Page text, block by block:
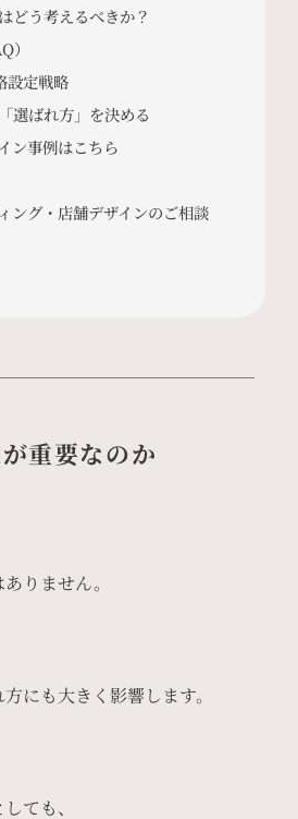
どう考えるべきか？
）
定戦略
選ばれ方」を決める
ン事例はこちら
ング・店舗デザインのご相談
重要なのか
りません。
にも大きく影響します。
ても、